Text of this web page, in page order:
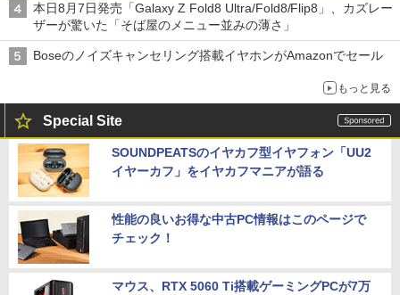
本日8月7日発売「Galaxy Z Fold8 Ultra/Fold8/Flip8」、カズレー
ザーが驚いた「そば屋のメニュー並みの薄さ」
Boseのノイズキャンセリング搭載イヤホンがAmazonでセール
もっと見る
Special Site
SOUNDPEATSのイヤカフ型イヤフォン「UU2
イヤーカフ」をイヤカフマニアが語る
性能の良いお得な中古PC情報はこのページで
チェック！
マウス、RTX 5060 Ti搭載ゲーミングPCが7万